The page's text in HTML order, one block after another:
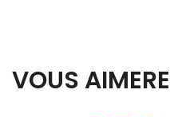
VOUS